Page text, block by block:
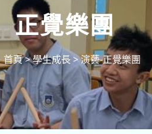
正覺樂團
首頁>學生成長 >演藝-正覺樂團